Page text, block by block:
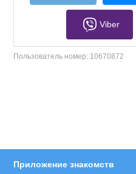
Viber
Пользователь номер: 10670872
Приложение знакомств